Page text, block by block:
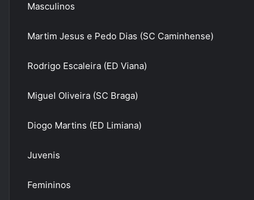
Masculinos
Martim Jesus e Pedo Dias (SC Caminhense)
Rodrigo Escaleira (ED Viana)
Miguel Oliveira (SC Braga)
Diogo Martins (ED Limiana)
Juvenis
Femininos